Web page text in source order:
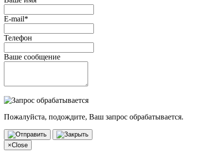
E-mail*
Телефон
Ваше сообщение
Пожалуйста, подождите, Ваш запрос обрабатывается.
×Close